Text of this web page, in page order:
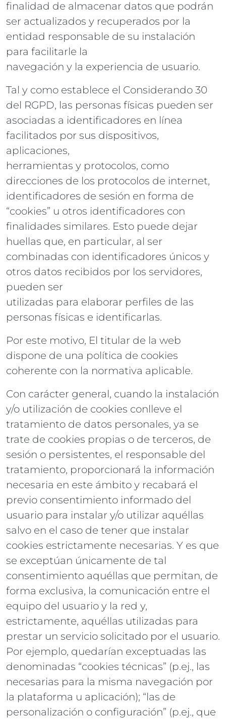
finalidad de almacenar datos que podrán
ser actualizados y recuperados por la
entidad responsable de su instalación
para facilitarle la
navegación y la experiencia de usuario.
Tal y como establece el Considerando 30
del RGPD, las personas físicas pueden ser
asociadas a identificadores en línea
facilitados por sus dispositivos,
aplicaciones,
herramientas y protocolos, como
direcciones de los protocolos de internet,
identificadores de sesión en forma de
“cookies” u otros identificadores con
finalidades similares. Esto puede dejar
huellas que, en particular, al ser
combinadas con identificadores únicos y
otros datos recibidos por los servidores,
pueden ser
utilizadas para elaborar perfiles de las
personas físicas e identificarlas.
Por este motivo, El titular de la web
dispone de una política de cookies
coherente con la normativa aplicable.
Con carácter general, cuando la instalación
y/o utilización de cookies conlleve el
tratamiento de datos personales, ya se
trate de cookies propias o de terceros, de
sesión o persistentes, el responsable del
tratamiento, proporcionará la información
necesaria en este ámbito y recabará el
previo consentimiento informado del
usuario para instalar y/o utilizar aquéllas
salvo en el caso de tener que instalar
cookies estrictamente necesarias. Y es que
se exceptúan únicamente de tal
consentimiento aquéllas que permitan, de
forma exclusiva, la comunicación entre el
equipo del usuario y la red y,
estrictamente, aquéllas utilizadas para
prestar un servicio solicitado por el usuario.
Por ejemplo, quedarían exceptuadas las
denominadas “cookies técnicas” (p.ej., las
necesarias para la misma navegación por
la plataforma u aplicación); “las de
personalización o configuración” (p.ej., que